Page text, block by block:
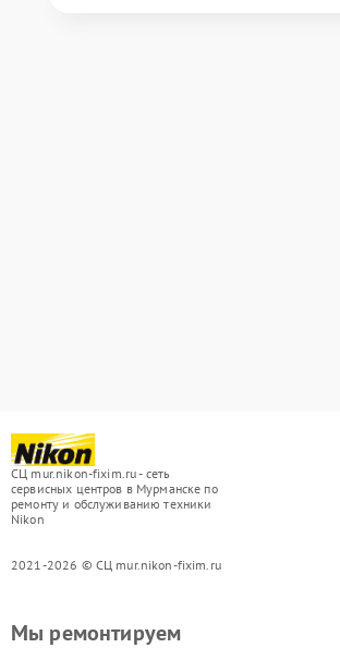
СЦ mur.nikon-fixim.ru - сеть
сервисных центров в Мурманске по
ремонту и обслуживанию техники
Nikon
2021-2026 © СЦ mur.nikon-fixim.ru
Мы ремонтируем